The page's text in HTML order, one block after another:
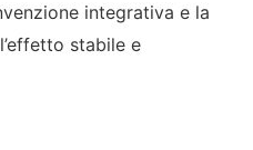
integrativa e la
stabile e